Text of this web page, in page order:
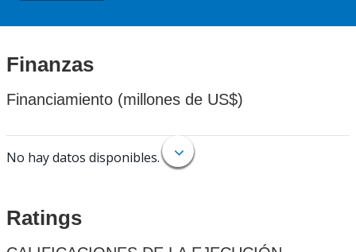
Finanzas
Financiamiento (millones de US$)
No hay datos disponibles.
Ratings